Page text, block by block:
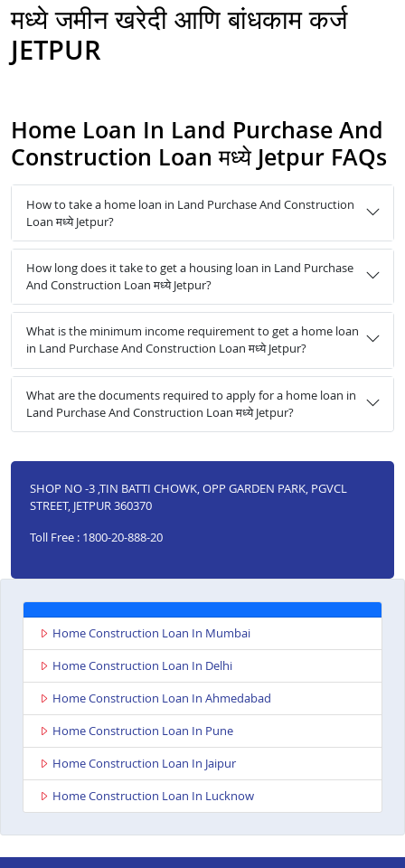
मध्ये जमीन खरेदी आणि बांधकाम कर्ज
JETPUR
Home Loan In Land Purchase And
Construction Loan मध्ये Jetpur FAQs
How to take a home loan in Land Purchase And Construction
Loan मध्ये Jetpur?
How long does it take to get a housing loan in Land Purchase
And Construction Loan मध्ये Jetpur?
What is the minimum income requirement to get a home loan
in Land Purchase And Construction Loan मध्ये Jetpur?
What are the documents required to apply for a home loan in
Land Purchase And Construction Loan मध्ये Jetpur?
SHOP NO -3 ,TIN BATTI CHOWK, OPP GARDEN PARK, PGVCL
STREET, JETPUR 360370
Toll Free : 1800-20-888-20
Home Construction Loan In Mumbai
Home Construction Loan In Delhi
Home Construction Loan In Ahmedabad
Home Construction Loan In Pune
Home Construction Loan In Jaipur
Home Construction Loan In Lucknow